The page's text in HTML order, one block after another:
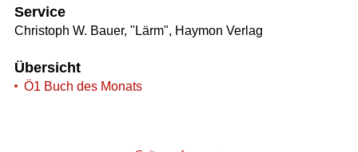
Service
Christoph W. Bauer, "Lärm", Haymon Verlag
Übersicht
Ö1 Buch des Monats